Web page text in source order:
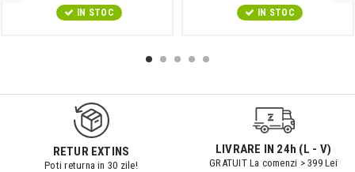
IN STOC IN STOC
RETUR EXTINS
Poti returna in 30 zile!
LIVRARE IN 24h (L - V)
GRATUIT La comenzi > 399 Lei